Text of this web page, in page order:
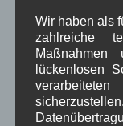
Veranstaltung
Wir haben als
zahlreiche
Maßnahmen
lückenlosen